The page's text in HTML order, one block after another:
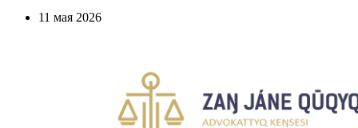
11 мая 2026